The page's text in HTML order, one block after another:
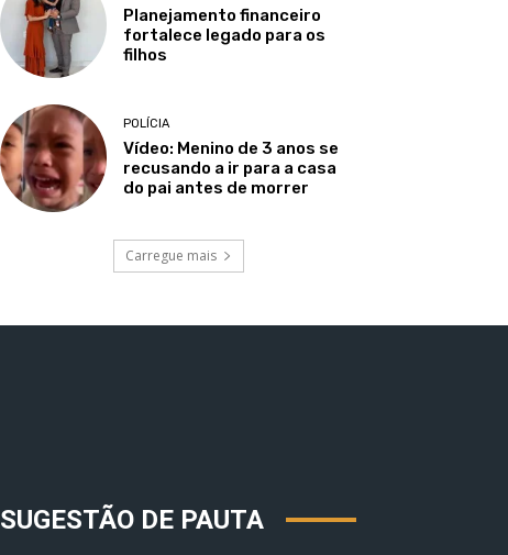
Planejamento financeiro
fortalece legado para os
filhos
POLÍCIA
Vídeo: Menino de 3 anos se
recusando a ir para a casa
do pai antes de morrer
Carregue mais
SUGESTÃO DE PAUTA